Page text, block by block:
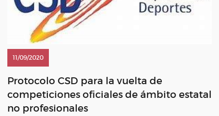
11/09/2020
Protocolo CSD para la vuelta de
competiciones oficiales de ámbito estatal
no profesionales